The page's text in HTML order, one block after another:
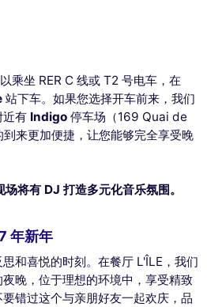
乘坐 RER C 线或 T2 号电车，在
站下车。如果您选择开车前来，我们
近有 Indigo 停车场（169 Quai de
来更加便捷，让您能够完全享受晚
将有 DJ 打造多元化音乐氛围。
年新年
和喜悦的时刻。在餐厅 L'ÎLE，我们
晚，位于理想的环境中，享受精致
错过这个与亲朋好友一起欢庆，品